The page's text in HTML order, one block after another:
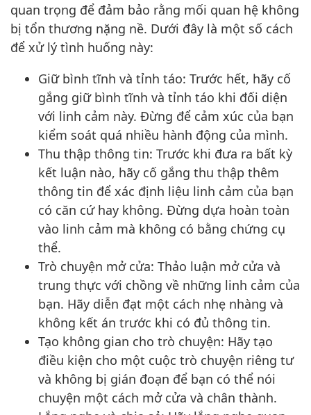
quan trọng để đảm bảo rằng mối quan hệ không
bị tổn thương nặng nề. Dưới đây là một số cách
để xử lý tình huống này:
Giữ bình tĩnh và tỉnh táo: Trước hết, hãy cố
gắng giữ bình tĩnh và tỉnh táo khi đối diện
với linh cảm này. Đừng để cảm xúc của bạn
kiểm soát quá nhiều hành động của mình.
Thu thập thông tin: Trước khi đưa ra bất kỳ
kết luận nào, hãy cố gắng thu thập thêm
thông tin để xác định liệu linh cảm của bạn
có căn cứ hay không. Đừng dựa hoàn toàn
vào linh cảm mà không có bằng chứng cụ
thể.
Trò chuyện mở cửa: Thảo luận mở cửa và
trung thực với chồng về những linh cảm của
bạn. Hãy diễn đạt một cách nhẹ nhàng và
không kết án trước khi có đủ thông tin.
Tạo không gian cho trò chuyện: Hãy tạo
điều kiện cho một cuộc trò chuyện riêng tư
và không bị gián đoạn để bạn có thể nói
chuyện một cách mở cửa và chân thành.